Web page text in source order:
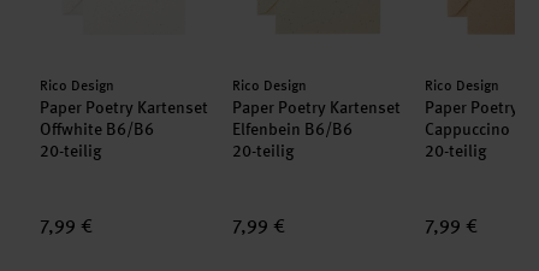
Hersteller:
Rico Design
Paper Poetry Kartenset
Offwhite B6/B6
20-teilig
7,99 €
Hersteller:
Rico Design
Paper Poetry Kartenset
Elfenbein B6/B6
20-teilig
7,99 €
Hersteller:
Rico Design
Paper Poetry
Cappuccino
20-teilig
7,99 €